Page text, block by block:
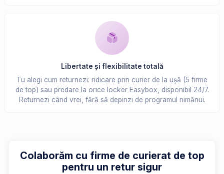
Libertate și flexibilitate totală
Tu alegi cum returnezi: ridicare prin curier de la ușă (5 firme
de top) sau predare la orice locker Easybox, disponibil 24/7.
Returnezi când vrei, fără să depinzi de programul nimănui.
Colaborăm cu firme de curierat de top
pentru un retur sigur